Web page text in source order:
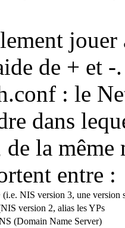
de + et -.
: le
dans
de la
entre :
NIS version 3, une version
version 2, alias les YPs
(Domain Name Server)